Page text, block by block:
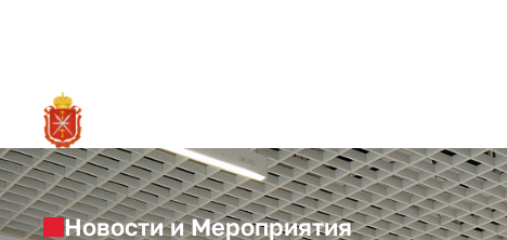
Новости и Мероприятия